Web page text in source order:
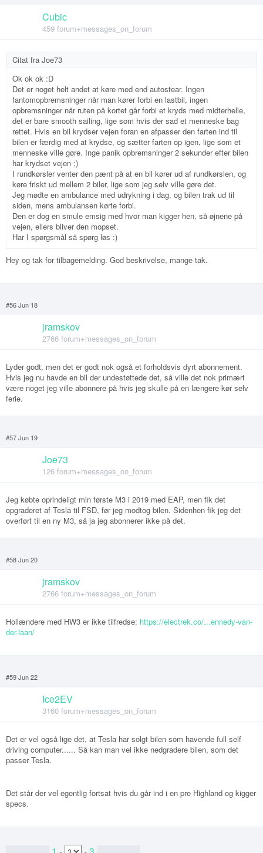
Cubic
459 forum+messages_on_forum
Citat fra Joe73
Ok ok ok :D
Det er noget helt andet at køre med end autostear. Ingen
fantomopbremsninger når man kører forbi en lastbil, ingen
opbremsninger når ruten på kortet går forbi et kryds med midterhelle,
det er bare smooth sailing, lige som hvis der sad et menneske bag
rettet. Hvis en bil krydser vejen foran en afpasser den farten ind til
bilen er færdig med at krydse, og sætter farten op igen, lige som et
menneske ville gøre. Inge panik opbremsninger 2 sekunder efter bilen
har krydset vejen ;)
I rundkørsler venter den pænt på at en bil kører ud af rundkørslen, og
køre friskt ud mellem 2 biler, lige som jeg selv ville gøre det.
Jeg mødte en ambulance med udrykning i dag, og bilen trak ud til
siden, mens ambulansen kørte forbi.
Den er dog en smule emsig med hvor man kigger hen, så øjnene på
vejen, ellers bliver den mopset.
Har I spørgsmål så spørg løs :)
Hey og tak for tilbagemelding. God beskrivelse, mange tak.
#56 Jun 18
jramskov
2766 forum+messages_on_forum
Lyder godt, men det er godt nok også et forholdsvis dyrt abonnement.
Hvis jeg nu havde en bil der undestøttede det, så ville det nok primært
være noget jeg ville abonnere på hvis jeg skulle på en længere kør selv
ferie.
#57 Jun 19
Joe73
126 forum+messages_on_forum
Jeg købte oprindeligt min første M3 i 2019 med EAP, men fik det
opgraderet af Tesla til FSD, før jeg modtog bilen. Sidenhen fik jeg det
overført til en ny M3, så ja jeg abonnerer ikke på det.
#58 Jun 20
jramskov
2766 forum+messages_on_forum
Hollændere med HW3 er ikke tilfredse: https://electrek.co/...ennedy-van-
der-laan/
#59 Jun 22
Ice2EV
3160 forum+messages_on_forum
Det er vel også lige det, at Tesla har solgt bilen som havende full self
driving computer...... Så kan man vel ikke nedgradere bilen, som det
passer Tesla.
Det står der vel egentlig fortsat hvis du går ind i en pre Highland og kigger
specs.